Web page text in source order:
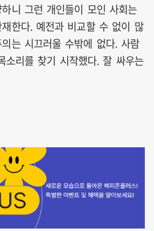
니 그런 개인들이 모인 사회는
한다. 예전과 비교할 수 없이 많
는 시끄러울 수밖에 없다. 사람
소리를 찾기 시작했다. 잘 싸우는